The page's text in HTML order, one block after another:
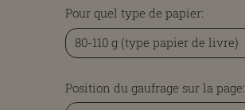
Pour quel type de papier:
Position du gaufrage sur la page: